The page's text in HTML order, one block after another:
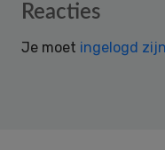
Reader
Reacties
Je moet ingelogd